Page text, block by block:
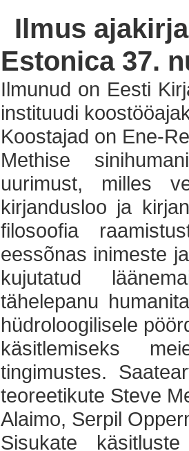
Ilmus
Estonica 37.
Ilmunud on Eesti
instituudi
Koostajad on Ene-
Methise
uurimust, milles
kirjandusloo ja
filosoofia
eessõnas inimeste
kujutatud
tähelepanu
hüdroloogilisele
käsitlemiseks
tingimustes.
teoreetikute Steve
Alaimo, Serpil
Sisukate